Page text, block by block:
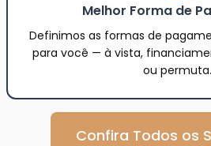
Melhor Forma de
Definimos as formas de
para você — à vista,
ou permuta.
Confira Todos os